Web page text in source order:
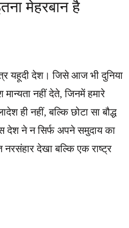
मेहरबान है
यहूदी देश। जिसे आज भी दुनिया
नहीं देते, जिनमें हमारे
ही नहीं, बल्कि छोटा सा बौद्ध
देश ने न सिर्फ अपने समुदाय का
नरसंहार देखा बल्कि एक राष्ट्र